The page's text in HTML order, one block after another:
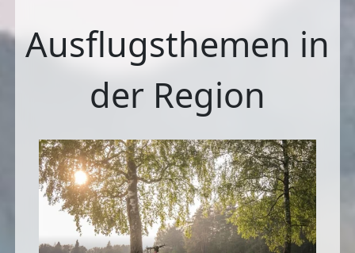
Ausflugsthemen in
der Region